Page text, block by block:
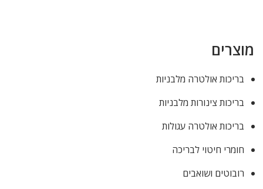
מוצרים
בריכות אולטרה מלבניות
בריכות צינורות מלבניות
בריכות אולטרה עגולות
חומרי חיטוי לבריכה
רובוטים ושואבים